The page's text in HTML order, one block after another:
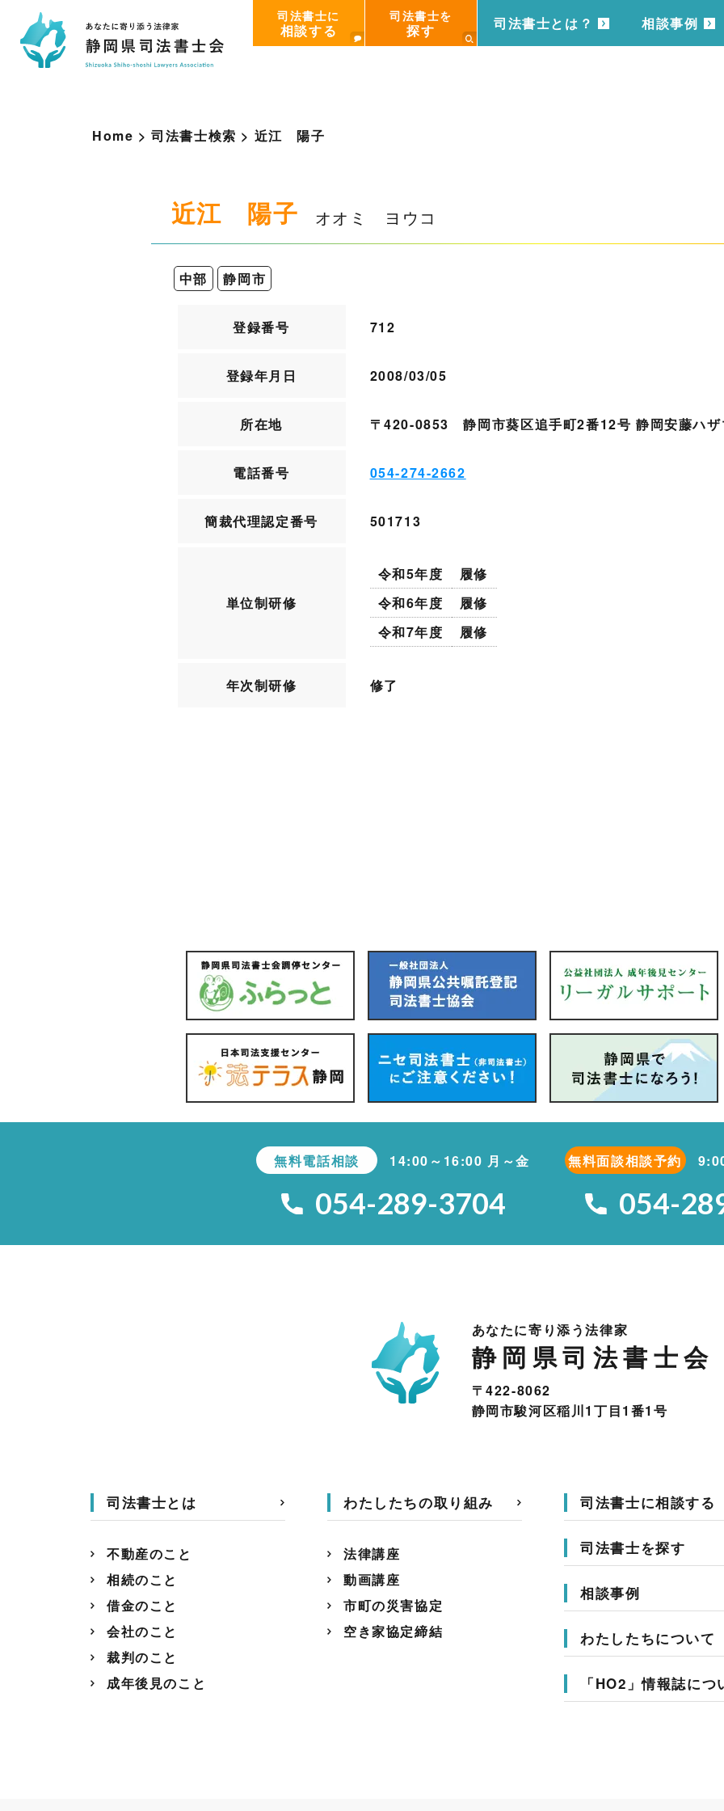
司法書士に
相談する
司法書士を
探す 司法書士とは？ 相談事例
Home >司法書士検索 > 近江 陽子
近江 陽子 オオミ ヨウコ
中部 静岡市
登録番号 712
登録年月日 2008/03/05
所在地 〒420-0853 静岡市葵区追手町2番12号 静岡安藤ハザ
電話番号 054-274-2662
簡裁代理認定番号 501713
単位制研修
令和5年度
履修
令和6年度
履修
令和7年度
履修
年次制研修 修了
無料電話相談 14:00～16:00 月～金
054-289-3704
無料面談相談予約
054-
あなたに寄り添う法律家
静岡県司法書士会
〒422-8062
静岡市駿河区稲川1丁目1番1号
司法書士とは
不動産のこと
相続のこと
借金のこと
会社のこと
裁判のこと
成年後見のこと
わたしたちの取り組み
法律講座
動画講座
市町の災害協定
空き家協定締結
司法書士に相談する
司法書士を探す
相談事例
わたしたちについて
「HO2」情報誌につ